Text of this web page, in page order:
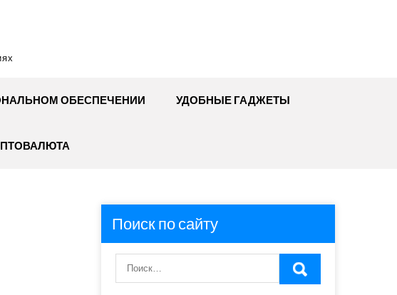
ОБЕСПЕЧЕНИИ УДОБНЫЕ ГАДЖЕТЫ
Поиск по сайту